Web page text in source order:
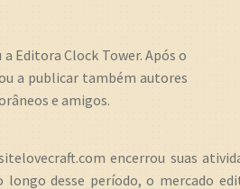
Editora Clock Tower. Após o
a publicar também autores
e amigos.
encerrou suas
longo desse período, o mercado